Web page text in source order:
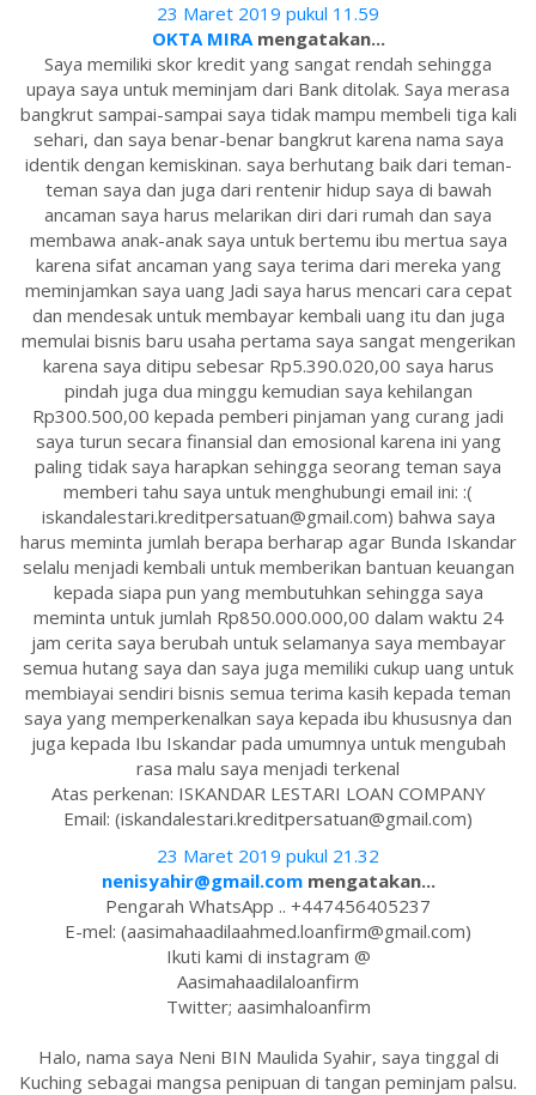
23 Maret 2019 pukul 11.59
OKTA MIRAmengatakan...
Saya memiliki skor kredit yang sangat rendah sehingga
upaya saya untuk meminjam dari Bank ditolak. Saya merasa
bangkrut sampai-sampai saya tidak mampu membeli tiga kali
sehari, dan saya benar-benar bangkrut karena nama saya
identik dengan kemiskinan. saya berhutang baik dari teman-
teman saya dan juga dari rentenir hidup saya di bawah
ancaman saya harus melarikan diri dari rumah dan saya
membawa anak-anak saya untuk bertemu ibu mertua saya
karena sifat ancaman yang saya terima dari mereka yang
meminjamkan saya uang Jadi saya harus mencari cara cepat
dan mendesak untuk membayar kembali uang itu dan juga
memulai bisnis baru usaha pertama saya sangat mengerikan
karena saya ditipu sebesar Rp5.390.020,00 saya harus
pindah juga dua minggu kemudian saya kehilangan
Rp300.500,00 kepada pemberi pinjaman yang curang jadi
saya turun secara finansial dan emosional karena ini yang
paling tidak saya harapkan sehingga seorang teman saya
memberi tahu saya untuk menghubungi email ini: :(
iskandalestari.kreditpersatuan@gmail.com) bahwa saya
harus meminta jumlah berapa berharap agar Bunda Iskandar
selalu menjadi kembali untuk memberikan bantuan keuangan
kepada siapa pun yang membutuhkan sehingga saya
meminta untuk jumlah Rp850.000.000,00 dalam waktu 24
jam cerita saya berubah untuk selamanya saya membayar
semua hutang saya dan saya juga memiliki cukup uang untuk
membiayai sendiri bisnis semua terima kasih kepada teman
saya yang memperkenalkan saya kepada ibu khususnya dan
juga kepada Ibu Iskandar pada umumnya untuk mengubah
rasa malu saya menjadi terkenal
Atas perkenan: ISKANDAR LESTARI LOAN COMPANY
Email: (iskandalestari.kreditpersatuan@gmail.com)
23 Maret 2019 pukul 21.32
nenisyahir@gmail.commengatakan...
Pengarah WhatsApp .. +447456405237
E-mel: (aasimahaadilaahmed.loanfirm@gmail.com)
Ikuti kami di instagram @
Aasimahaadilaloanfirm
Twitter; aasimhaloanfirm
Halo, nama saya Neni BIN Maulida Syahir, saya tinggal di
Kuching sebagai mangsa penipuan di tangan peminjam palsu.